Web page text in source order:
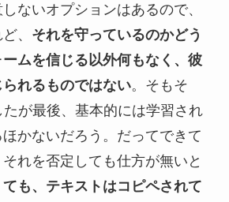
ないオプションはあるので、
、 それを守っているのかどう
ムを信じる以外何もなく、彼
れるものではない。そもそ
たが最後、基本的には学習され
かないだろう。だってできて
れを否定しても仕方が無いと
も、テキストはコピペされて